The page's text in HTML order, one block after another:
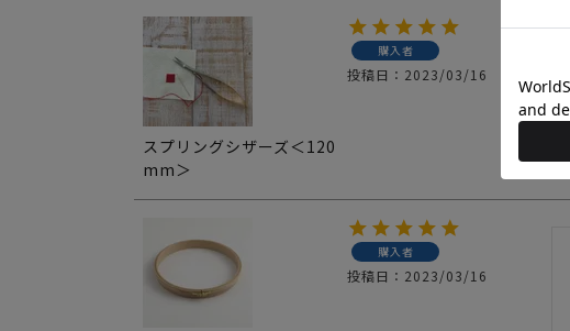
スプリングシザーズ＜120
mm＞
購入者
投稿日 2023/03/16
購入者
投稿日 2023/03/16